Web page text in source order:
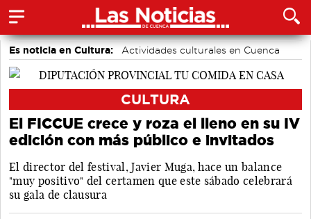
Es noticia en Cultura: Actividades culturales en Cuenca
CULTURA
El FICCUE crece y roza el lleno en su IV
edición con más público e invitados
El director del festival, Javier Muga, hace un balance
"muy positivo" del certamen que este sábado celebrará
su gala de clausura